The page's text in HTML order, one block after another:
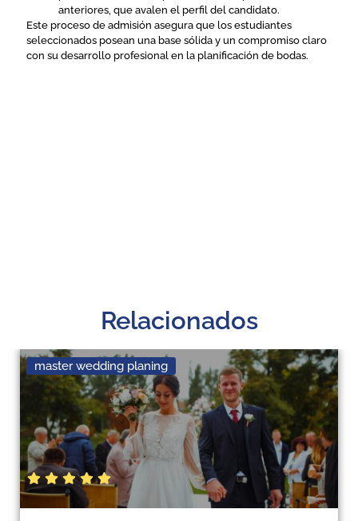
anteriores, que avalen el perfil del candidato.
Este proceso de admisión asegura que los estudiantes
seleccionados posean una base sólida y un compromiso claro
con su desarrollo profesional en la planificación de bodas.
Relacionados
master wedding planing